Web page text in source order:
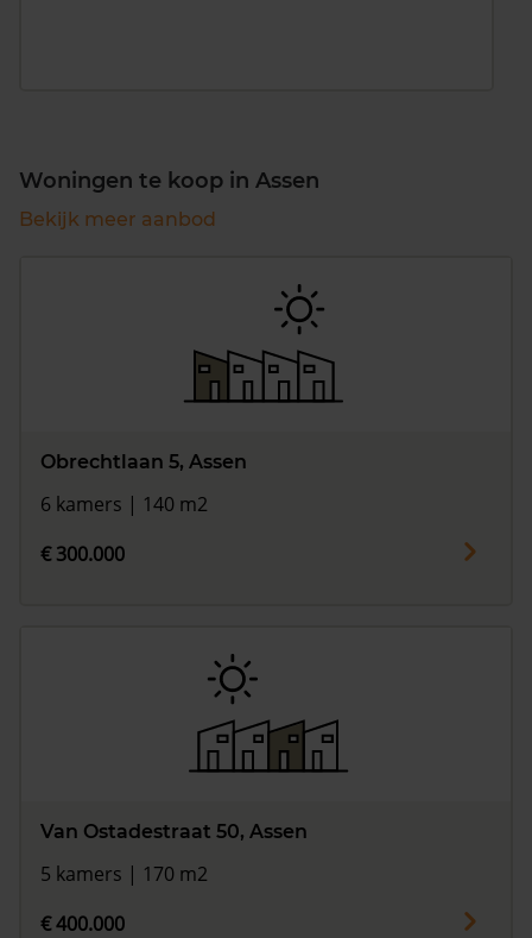
Woningen te koop in Assen
Bekijk meer aanbod
Obrechtlaan 5, Assen
6 kamers | 140 m2
€ 300.000
Van Ostadestraat 50, Assen
5 kamers | 170 m2
€ 400.000